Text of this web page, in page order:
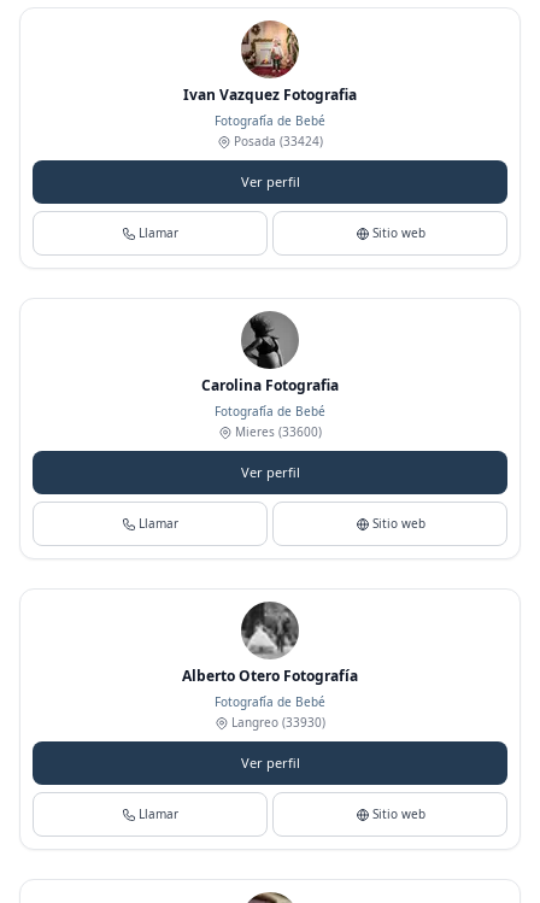
Ivan Vazquez Fotografia
Fotografía de Bebé
Posada (33424)
Ver perfil
Llamar Sitio web
Carolina Fotografia
Fotografía de Bebé
Mieres (33600)
Ver perfil
Llamar Sitio web
Alberto Otero Fotografía
Fotografía de Bebé
Langreo (33930)
Ver perfil
Llamar Sitio web